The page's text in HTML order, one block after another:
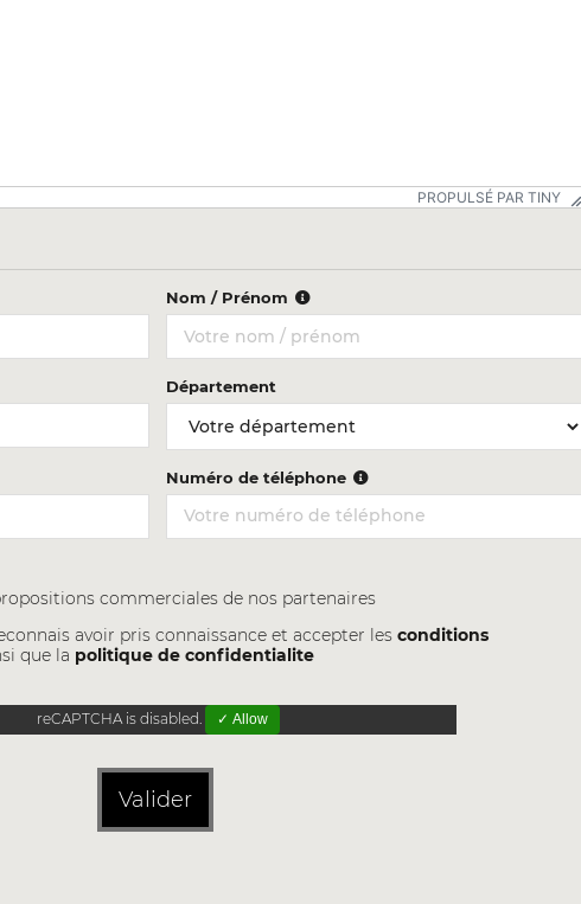
PROPULSÉ PAR TINY
Nom / Prénom
Département
Numéro de téléphone
commerciales de nos partenaires
avoir pris connaissance et accepter lesconditions
que la politique de confidentialite
reCAPTCHA is disabled. ✓ Allow
Valider